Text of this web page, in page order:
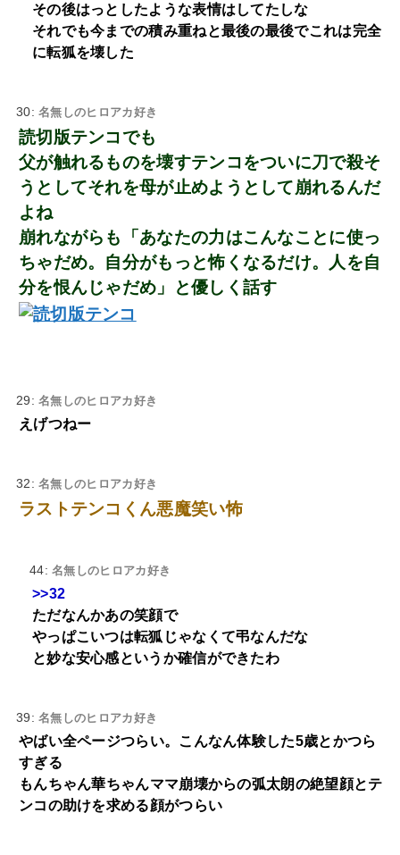
その後はっとしたような表情はしてたしな
それでも今までの積み重ねと最後の最後でこれは完全
に転狐を壊した
30:名無しのヒロアカ好き
読切版テンコでも
父が触れるものを壊すテンコをついに刀で殺そ
うとしてそれを母が止めようとして崩れるんだ
よね
崩れながらも「あなたの力はこんなことに使っ
ちゃだめ。自分がもっと怖くなるだけ。人を自
分を恨んじゃだめ」と優しく話す
29:名無しのヒロアカ好き
えげつねー
32:名無しのヒロアカ好き
ラストテンコくん悪魔笑い怖
44:名無しのヒロアカ好き
>>32
ただなんかあの笑顔で
やっぱこいつは転狐じゃなくて弔なんだな
と妙な安心感というか確信ができたわ
39:名無しのヒロアカ好き
やばい全ページつらい。こんなん体験した5歳とかつら
すぎる
もんちゃん華ちゃんママ崩壊からの弧太朗の絶望顔とテ
ンコの助けを求める顔がつらい